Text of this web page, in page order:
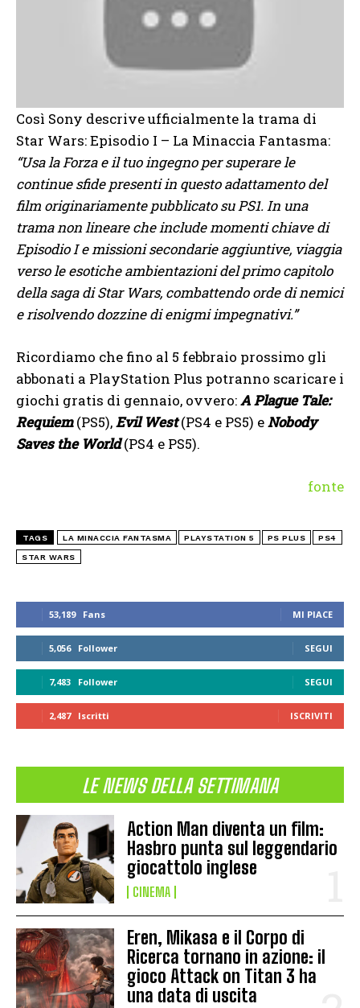
53,189 Fans MI PIACE
5,056 Follower SEGUI
7,483 Follower SEGUI
2,487 Iscritti ISCRIVITI
LE NEWS DELLA SETTIMANA
Action Man diventa un film:
Hasbro punta sul leggendario
giocattolo inglese
CINEMA
Eren, Mikasa e il Corpo di
Ricerca tornano in azione: il
gioco Attack on Titan 3 ha
una data di uscita
Così Sony descrive ufficialmente la trama di
Star Wars: Episodio I – La Minaccia Fantasma:
“Usa la Forza e il tuo ingegno per superare le
continue sfide presenti in questo adattamento del
film originariamente pubblicato su PS1. In una
trama non lineare che include momenti chiave di
Episodio I e missioni secondarie aggiuntive, viaggia
verso le esotiche ambientazioni del primo capitolo
della saga di Star Wars, combattendo orde di nemici
e risolvendo dozzine di enigmi impegnativi.”
Ricordiamo che fino al 5 febbraio prossimo gli
abbonati a PlayStation Plus potranno scaricare i
giochi gratis di gennaio, ovvero:A Plague Tale:
Requiem(PS5),Evil West (PS4 e PS5) eNobody
Saves the World(PS4 e PS5).
fonte
TAGS LA MINACCIA FANTASMA PLAYSTATION 5 PS PLUS PS4
STAR WARS